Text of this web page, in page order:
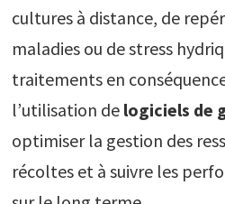
cultures à distance, de
maladies ou de stress
traitements en
l’utilisation de logiciels de
optimiser la gestion des
récoltes et à suivre les